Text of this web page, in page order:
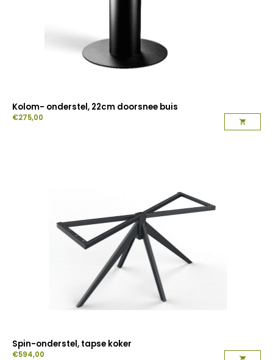
Kolom- onderstel, 22cm doorsnee buis
€275,00
Spin-onderstel, tapse koker
€594,00